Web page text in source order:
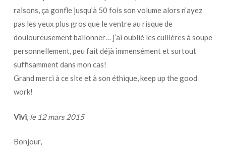
raisons, ça gonfle jusqu’à 50 fois son volume alors n’ayez
pas les yeux plus gros que le ventre au risque de
douloureusement ballonner… j’ai oublié les cuillères à soupe
personnellement, peu fait déjà immensément et surtout
suffisamment dans mon cas!
Grand merci à ce site et à son éthique, keep up the good
work!
Vivi, le 12 mars 2015
Bonjour,